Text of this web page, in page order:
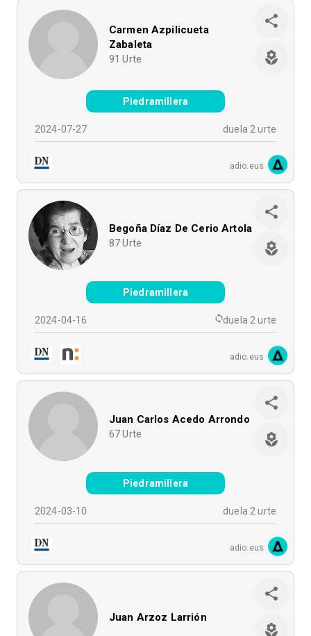
Carmen Azpilicueta
Zabaleta
91 Urte
Piedramillera
2024-07-27 duela 2 urte
adio.eus
Begoña Díaz De Cerio Artola
87 Urte
Piedramillera
2024-04-16 duela 2 urte
adio.eus
Juan Carlos Acedo Arrondo
67 Urte
Piedramillera
2024-03-10 duela 2 urte
adio.eus
Juan Arzoz Larrión